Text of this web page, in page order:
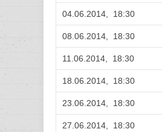
04.06.2014, 18:30
08.06.2014, 18:30
11.06.2014, 18:30
18.06.2014, 18:30
23.06.2014, 18:30
27.06.2014, 18:30